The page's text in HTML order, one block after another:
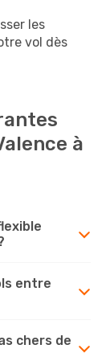
les
vol dès
à
entre
chers de